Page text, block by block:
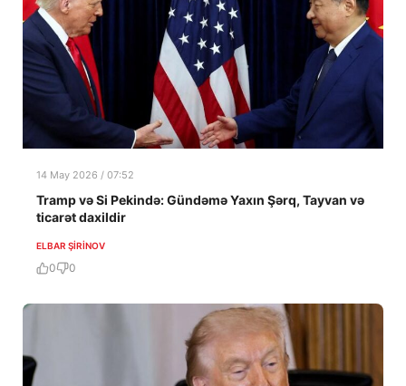
14 May 2026 / 07:52
Tramp və Si Pekində: Gündəmə Yaxın Şərq, Tayvan və
ticarət daxildir
ELBAR ŞIRINOV
0 0